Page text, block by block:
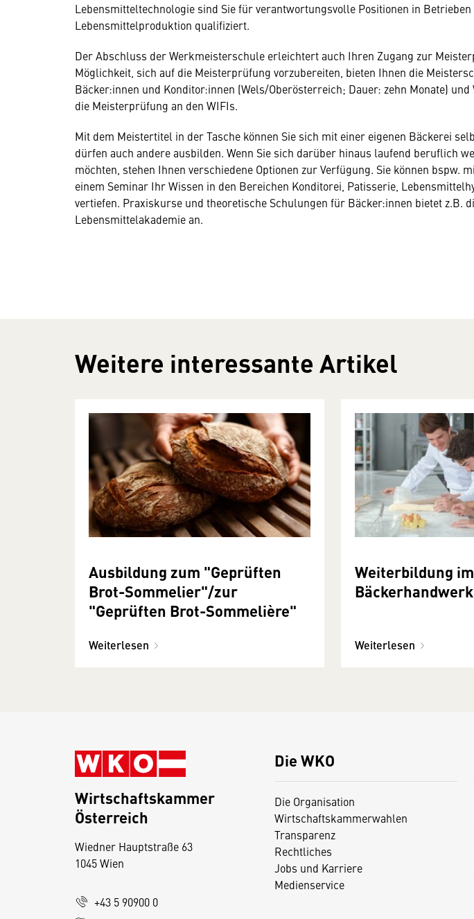
Lebensmitteltechnologie sind Sie für verantwortungsvolle Positionen in
Lebensmittelproduktion qualifiziert.
Der Abschluss der Werkmeisterschule erleichtert auch Ihren Zugang zur
Möglichkeit, sich auf die Meisterprüfung vorzubereiten, bieten Ihnen die
Bäcker:innen und Konditor:innen (Wels/Oberösterreich; Dauer: zehn Monate)
die Meisterprüfung an den WIFIs.
Mit dem Meistertitel in der Tasche können Sie sich mit einer eigenen Bäckerei
dürfen auch andere ausbilden. Wenn Sie sich darüber hinaus laufend beruflich
möchten, stehen Ihnen verschiedene Optionen zur Verfügung. Sie können bspw.
einem Seminar Ihr Wissen in den Bereichen Konditorei, Patisserie,
vertiefen. Praxiskurse und theoretische Schulungen für Bäcker:innen bietet z.B.
Lebensmittelakademie an.
Weitere interessante Artikel
Ausbildung zum "Geprüften
Brot-Sommelier"/zur
"Geprüften Brot-Sommelière"
Weiterlesen
Weiterbildung im
Bäckerhandwerk
Weiterlesen
Die WKO
Die Organisation
Wirtschaftskammerwahlen
Transparenz
Rechtliches
Jobs und Karriere
Medienservice
Wirtschaftskammer
Österreich
Wiedner Hauptstraße 63
1045 Wien
+43 5 90900 0